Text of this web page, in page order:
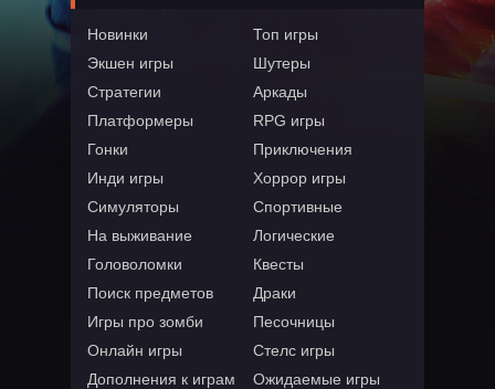
Новинки
Топ игры
Экшен игры
Шутеры
Стратегии
Аркады
Платформеры
RPG игры
Гонки
Приключения
Инди игры
Хоррор игры
Симуляторы
Спортивные
На выживание
Логические
Головоломки
Квесты
Поиск предметов
Драки
Игры про зомби
Песочницы
Онлайн игры
Стелс игры
Дополнения к играм
Ожидаемые игры